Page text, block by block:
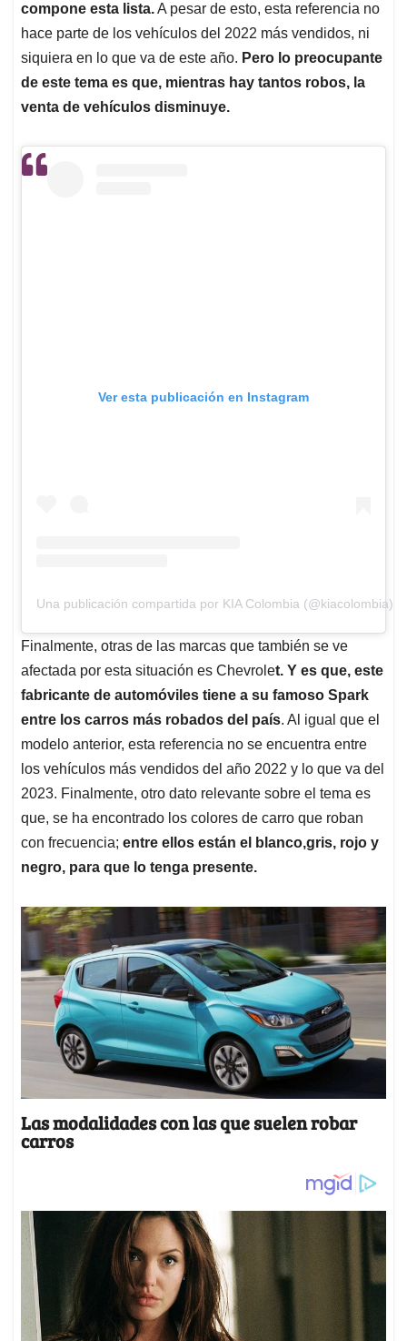
compone esta lista.A pesar de esto, esta referencia no
hace parte de los vehículos del 2022 más vendidos, ni
siquiera en lo que va de este año. Pero lo preocupante
de este tema es que, mientras hay tantos robos, la
venta de vehículos disminuye.
Ver esta publicación en Instagram
Una publicación compartida por KIA Colombia (@kiacolombia)
Finalmente, otras de las marcas que también se ve
afectada por esta situación es Chevrolet. Y es que, este
fabricante de automóviles tiene a su famoso Spark
entre los carros más robados del país. Al igual que el
modelo anterior, esta referencia no se encuentra entre
los vehículos más vendidos del año 2022 y lo que va del
2023. Finalmente, otro dato relevante sobre el tema es
que, se ha encontrado los colores de carro que roban
con frecuencia; entre ellos están el blanco,gris, rojo y
negro, para que lo tenga presente.
Las modalidades con las que suelen robar
carros